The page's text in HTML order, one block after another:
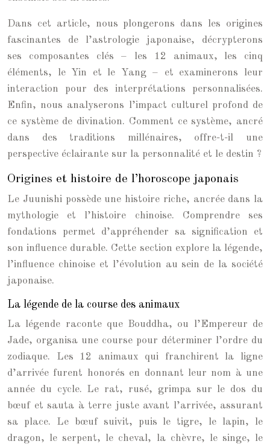
Dans cet article, nous plongerons dans les origines
fascinantes de l’astrologie japonaise, décrypterons
ses composantes clés – les 12 animaux, les cinq
éléments, le Yin et le Yang – et examinerons leur
interaction pour des interprétations personnalisées.
Enfin, nous analyserons l’impact culturel profond de
ce système de divination. Comment ce système, ancré
dans des traditions millénaires, offre-t-il une
perspective éclairante sur la personnalité et le destin ?
Origines et histoire de l’horoscope japonais
Le Juunishi possède une histoire riche, ancrée dans la
mythologie et l’histoire chinoise. Comprendre ses
fondations permet d’appréhender sa signification et
son influence durable. Cette section explore la légende,
l’influence chinoise et l’évolution au sein de la société
japonaise.
La légende de la course des animaux
La légende raconte que Bouddha, ou l’Empereur de
Jade, organisa une course pour déterminer l’ordre du
zodiaque. Les 12 animaux qui franchirent la ligne
d’arrivée furent honorés en donnant leur nom à une
année du cycle. Le rat, rusé, grimpa sur le dos du
bœuf et sauta à terre juste avant l’arrivée, assurant
sa place. Le bœuf suivit, puis le tigre, le lapin, le
dragon, le serpent, le cheval, la chèvre, le singe, le